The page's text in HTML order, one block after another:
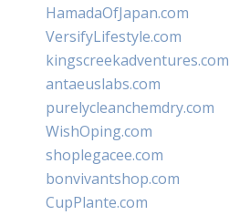
HamadaOfJapan.com
VersifyLifestyle.com
kingscreekadventures.com
antaeuslabs.com
purelycleanchemdry.com
WishOping.com
shoplegacee.com
bonvivantshop.com
CupPlante.com